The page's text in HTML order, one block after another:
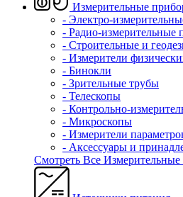
Измерительные
- Электро-
- Радио-измерительные
- Строительные и
- Измерители
- Бинокли
- Зрительные трубы
- Телескопы
- Контрольно-
- Микроскопы
- Измерители
- Аксессуары и
Смотреть Все